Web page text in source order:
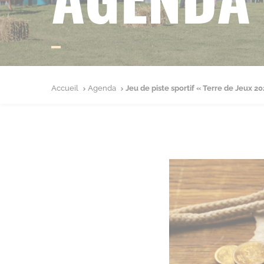
Accueil Agenda Jeu de piste sportif « Terre de Jeux